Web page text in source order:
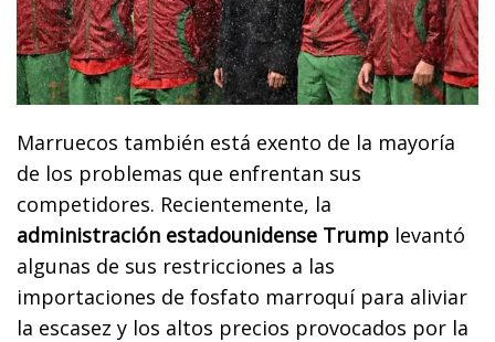
Marruecos también está exento de la mayoría
de los problemas que enfrentan sus
competidores. Recientemente, la
administración estadounidense Trump levantó
algunas de sus restricciones a las
importaciones de fosfato marroquí para aliviar
la escasez y los altos precios provocados por la